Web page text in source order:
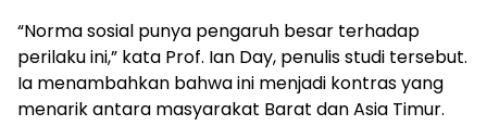
“Norma sosial punya pengaruh besar terhadap
perilaku ini,” kata Prof. Ian Day, penulis studi tersebut.
Ia menambahkan bahwa ini menjadi kontras yang
menarik antara masyarakat Barat dan Asia Timur.